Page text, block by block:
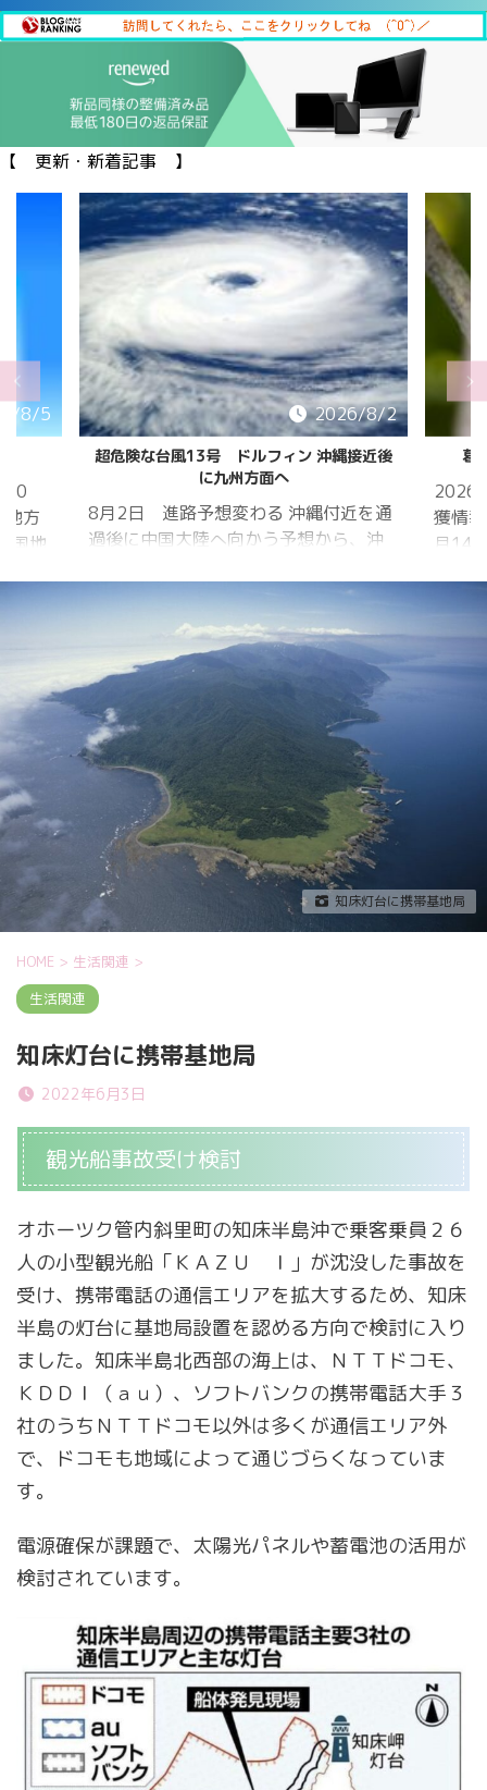
【 更新・新着記事 】
8/5
20
方
国地
地
2026/8/2
超危険な台風13号 ドルフィン 沖縄接近後
に九州方面へ
8月2日 進路予想変わる 沖縄付近を通
過後に中国大陸へ向かう予想から、沖
リカ海洋大気
庁
ヨーロッパ中
期予報センター 気象庁 8月31日
6:00 8月30日 5:20 8月1日に南鳥島
近海で猛烈な勢力へ 台風13号は、今
後、海面水温が29度以上の海域を西進
する見込みで、猛烈な勢力になる見込
葛
2026
獲情
月14
知床灯台に携帯基地局
HOME > 生活関連 >
生活関連
知床灯台に携帯基地局
2022年6月3日
観光船事故受け検討
オホーツク管内斜里町の知床半島沖で乗客乗員２６
人の小型観光船「ＫＡＺＵ Ｉ」が沈没した事故を
受け、携帯電話の通信エリアを拡大するため、知床
半島の灯台に基地局設置を認める方向で検討に入り
ました。知床半島北西部の海上は、ＮＴＴドコモ、
ＫＤＤＩ（ａｕ）、ソフトバンクの携帯電話大手３
社のうちＮＴＴドコモ以外は多くが通信エリア外
で、ドコモも地域によって通じづらくなっていま
す。
電源確保が課題で、太陽光パネルや蓄電池の活用が
検討されています。